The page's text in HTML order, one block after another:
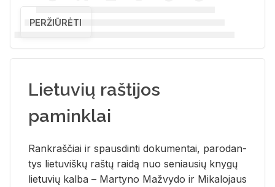
PERŽIŪRĖTI
Lietuvių raštijos
paminklai
Rank­raš­čiai ir spaus­din­ti do­ku­men­tai, pa­ro­dan­
tys lie­tu­viš­kų raš­tų rai­dą nuo se­niau­sių kny­gų
lie­tu­vių kal­ba – Mar­ty­no Ma­žvy­do ir Mi­ka­lo­jaus